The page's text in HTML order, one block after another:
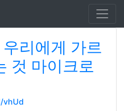
리에게 가르
것 마이크로
vhUd